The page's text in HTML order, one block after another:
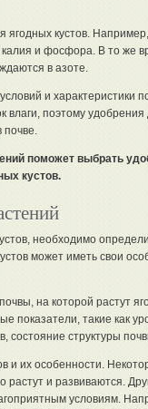
ягодных кустов.
и фосфора. В то же
в азоте.
и характеристики
влаги, поэтому
почве.
поможет выбрать
кустов.
необходимо
может иметь свои
на которой растут
показатели, такие как
состояние структуры
и их особенности.
и развиваются.
условиям.